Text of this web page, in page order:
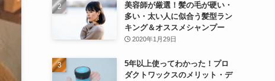
美容師が厳選！髪の毛が硬い・
多い・太い人に似合う髪型ラン
キング＆オススメシャンプー
2020年1月29日
5年以上使ってわかった！プロ
ダクトワックスのメリット・デ